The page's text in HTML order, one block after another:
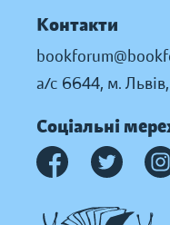
Контакти
а/с 6644, м.
Соціальні